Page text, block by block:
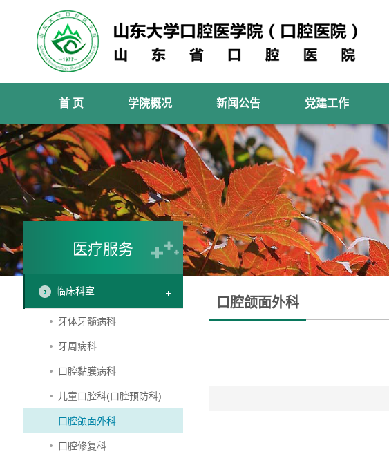
首 页 学院概况 新闻公告 党建工作
医疗服务
临床科室
牙体牙髓病科
牙周病科
口腔黏膜病科
儿童口腔科(口腔预防科)
口腔颌面外科
口腔修复科
口腔颌面外科